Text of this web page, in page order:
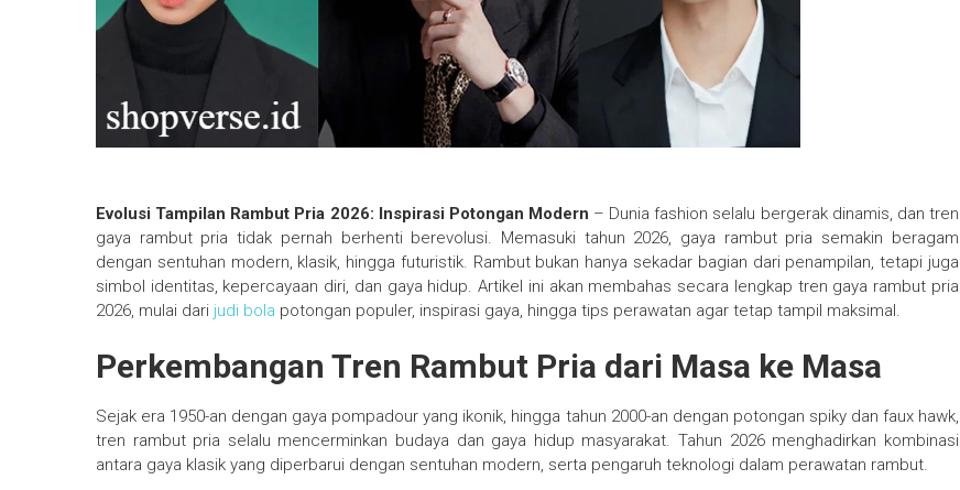
Evolusi Tampilan Rambut Pria 2026: Inspirasi Potongan Modern – Dunia fashion selalu bergerak dinamis, dan tren
gaya rambut pria tidak pernah berhenti berevolusi. Memasuki tahun 2026, gaya rambut pria semakin beragam
dengan sentuhan modern, klasik, hingga futuristik. Rambut bukan hanya sekadar bagian dari penampilan, tetapi juga
simbol identitas, kepercayaan diri, dan gaya hidup. Artikel ini akan membahas secara lengkap tren gaya rambut pria
2026, mulai dari judi bola potongan populer, inspirasi gaya, hingga tips perawatan agar tetap tampil maksimal.
Perkembangan Tren Rambut Pria dari Masa ke Masa
Sejak era 1950-an dengan gaya pompadour yang ikonik, hingga tahun 2000-an dengan potongan spiky dan faux hawk,
tren rambut pria selalu mencerminkan budaya dan gaya hidup masyarakat. Tahun 2026 menghadirkan kombinasi
antara gaya klasik yang diperbarui dengan sentuhan modern, serta pengaruh teknologi dalam perawatan rambut.